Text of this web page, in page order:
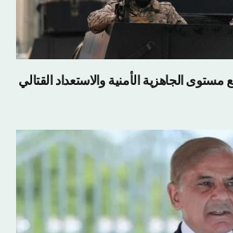
مستوى الجاهزية الأمنية والاستعداد القتالي